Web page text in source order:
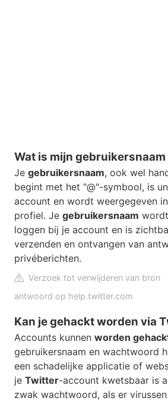
Wat is mijn
Je gebruikersnaam, ook wel
begint met het "@"-symbool, is
account en wordt weergegeven
profiel. Je gebruikersnaam
loggen bij je account en is
verzenden en ontvangen van
privéberichten.
Verzoek tot verwijderen van bron
antwoord op help.twitter.com
Kan je gehackt worden via
Accounts kunnen worden
gebruikersnaam en wachtwoord
een schadelijke applicatie of
je Twitter-account kwetsbaar is
zwak wachtwoord, als er